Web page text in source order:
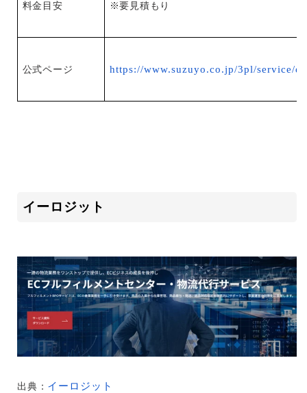
料金目安 ※要見積もり
公式ページ https://www.suzuyo.co.jp/3pl/service/
イーロジット
出典： イーロジット